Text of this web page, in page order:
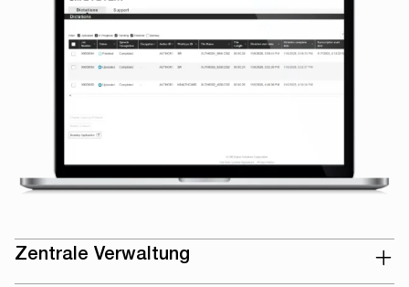
Zentrale Verwaltung